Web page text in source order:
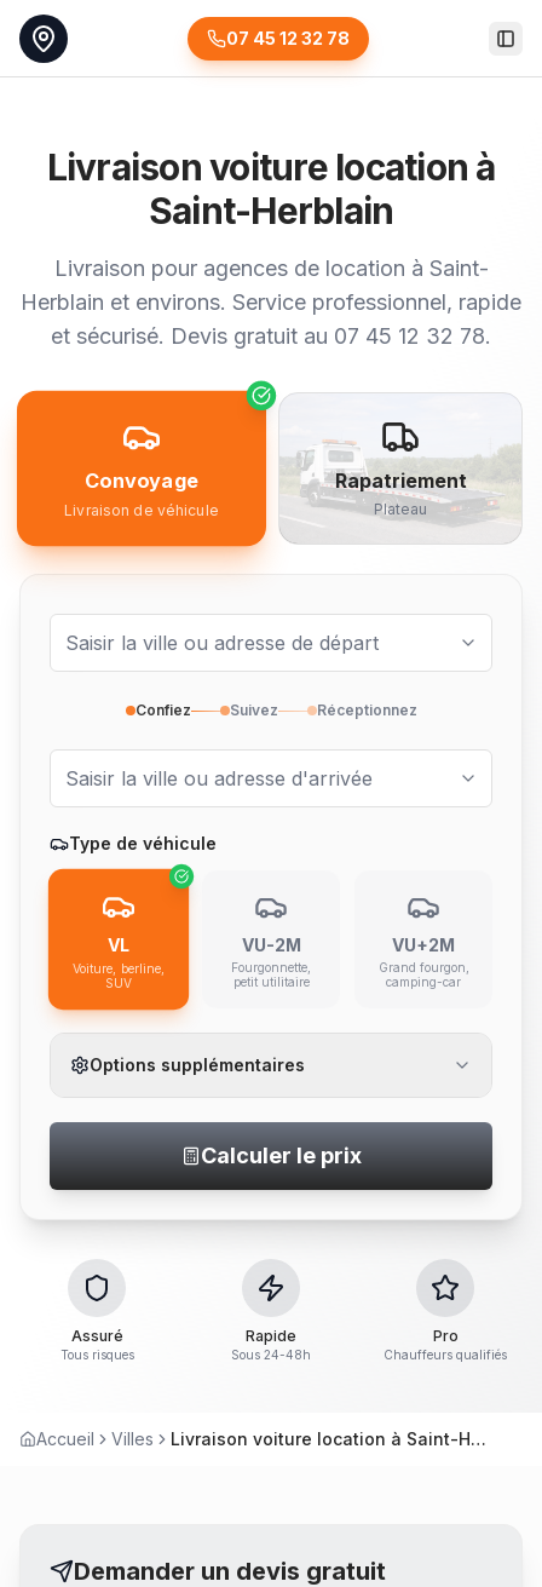
07 45 12 32 78
Livraison voiture location à
Saint-Herblain
Livraison pour agences de location à Saint-
Herblain et environs. Service professionnel, rapide
et sécurisé. Devis gratuit au 07 45 12 32 78.
Convoyage
Livraison de véhicule
Rapatriement
Plateau
Confiez Suivez Réceptionnez
Type de véhicule
VL
Voiture, berline,
SUV
VU-2M
Fourgonnette,
petit utilitaire
VU+2M
Grand fourgon,
camping-car
Options supplémentaires
Calculer le prix
Assuré
Tous risques
Rapide
Sous 24-48h
Pro
Chauffeurs qualifiés
Accueil Villes Livraison voiture location à Saint-Herblain
Demander un devis gratuit